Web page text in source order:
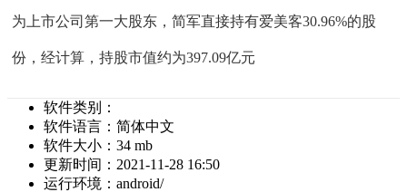
为上市公司第一大股东，简军直接持有爱美客30.96%的股
份，经计算，持股市值约为397.09亿元
软件类别：
软件语言： 简体中文
软件大小： 34 mb
更新时间： 2021-11-28 16:50
运行环境： android/